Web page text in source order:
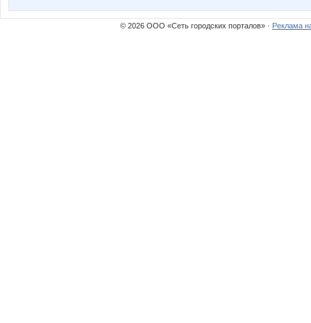
© 2026 ООО «Сеть городских порталов» · Реклама